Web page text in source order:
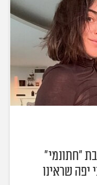
"חתונמי"
יפה שראינו